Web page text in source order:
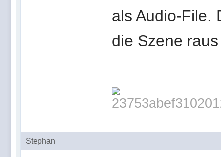
als Audio-File.
die Szene
Stephan